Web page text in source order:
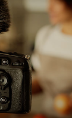
i
dlatego nasze
produktom i
ludzi do
opiniami.